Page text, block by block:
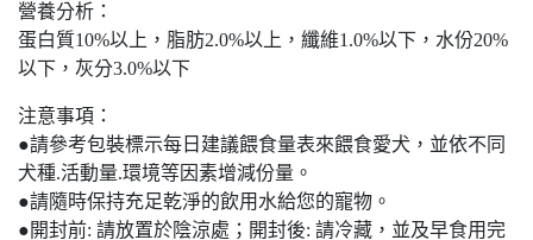
營養分析：
蛋白質10%以上，脂肪2.0%以上，纖維1.0%以下，水份20%
以下，灰分3.0%以下
注意事項：
●請參考包裝標示每日建議餵食量表來餵食愛犬，並依不同
犬種.活動量.環境等因素增減份量。
●請隨時保持充足乾淨的飲用水給您的寵物。
●開封前: 請放置於陰涼處；開封後: 請冷藏，並及早食用完